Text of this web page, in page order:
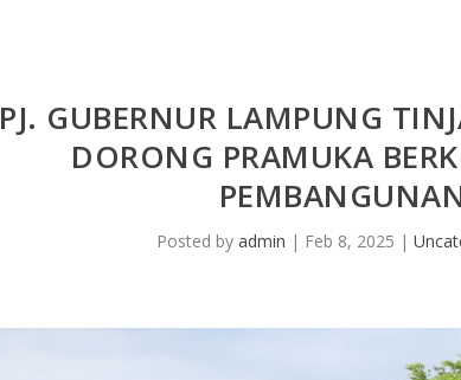
PJ. GUBERNUR LAMPUNG
DORONG PRAMUKA
Posted by admin | Feb 8, 2025 |